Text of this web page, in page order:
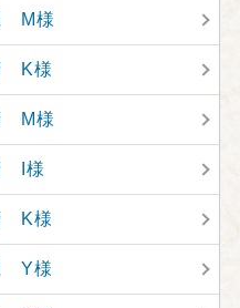
M様
K様
M様
I様
K様
Y様